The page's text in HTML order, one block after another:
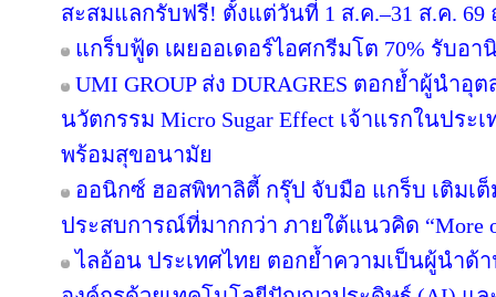
สะสมแลกรับฟรี! ตั้งแต่วันที่ 1 ส.ค.–31 ส.ค.
แกร็บฟู้ด เผยออเดอร์ไอศกรีมโต 70% รับอา
UMI GROUP ส่ง DURAGRES ตอกย้ำผู้นำอุ
นวัตกรรม Micro Sugar Effect เจ้าแรกในปร
พร้อมสุขอนามัย
ออนิกซ์ ฮอสพิทาลิตี้ กรุ๊ป จับมือ แกร็บ เติมเ
ประสบการณ์ที่มากกว่า ภายใต้แนวคิด “More
ไลอ้อน ประเทศไทย ตอกย้ำความเป็นผู้นำด้